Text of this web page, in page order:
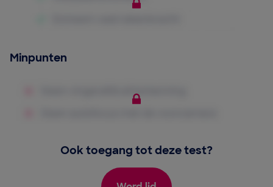
Minpunten
Ook toegang tot deze test?